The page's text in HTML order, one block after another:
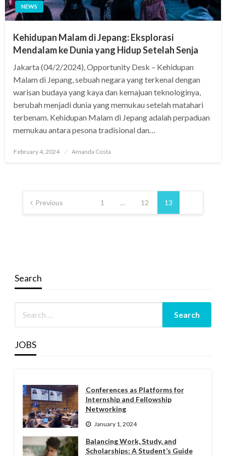
NEWS
Kehidupan Malam di Jepang: Eksplorasi
Mendalam ke Dunia yang Hidup Setelah Senja
Jakarta (04/2/2024), Opportunity Desk – Kehidupan
Malam di Jepang, sebuah negara yang terkenal dengan
warisan budaya yang kaya dan kemajuan teknologinya,
berubah menjadi dunia yang memukau setelah matahari
terbenam. Kehidupan Malam di Jepang adalah perpaduan
memukau antara pesona tradisional dan…
Posted
February 4, 2024 Amanda Costa
Posts
pagination
Previous 1 … 12 13
Search
JOBS
Conferences as Platforms for
Internship and Fellowship
Networking
January 1, 2024
Balancing Work, Study, and
Scholarships: A Student’s Guide